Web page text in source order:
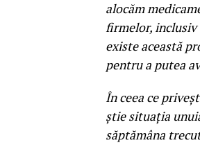
alocăm
firmelor, inclusiv
existe această
pentru a putea
În ceea ce
ştie situaţia
săptămâna